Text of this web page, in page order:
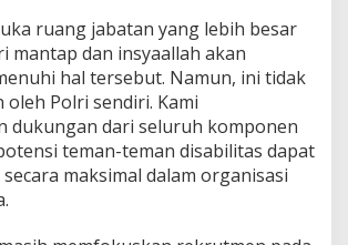
a
n
S
e
c
a
r
a
B
ruang jabatan yang lebih besar
mantap dan insyaallah akan
hal tersebut. Namun, ini tidak
oleh Polri sendiri. Kami
dukungan dari seluruh komponen
teman-teman disabilitas dapat
maksimal dalam organisasi